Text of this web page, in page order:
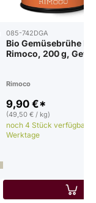
085-742DGA
Bio Gemüsebrühe
Rimoco, 200 g,
Rimoco
9,90 €*
(49,50 € / kg)
noch 4 Stück verfügbar,
Werktage